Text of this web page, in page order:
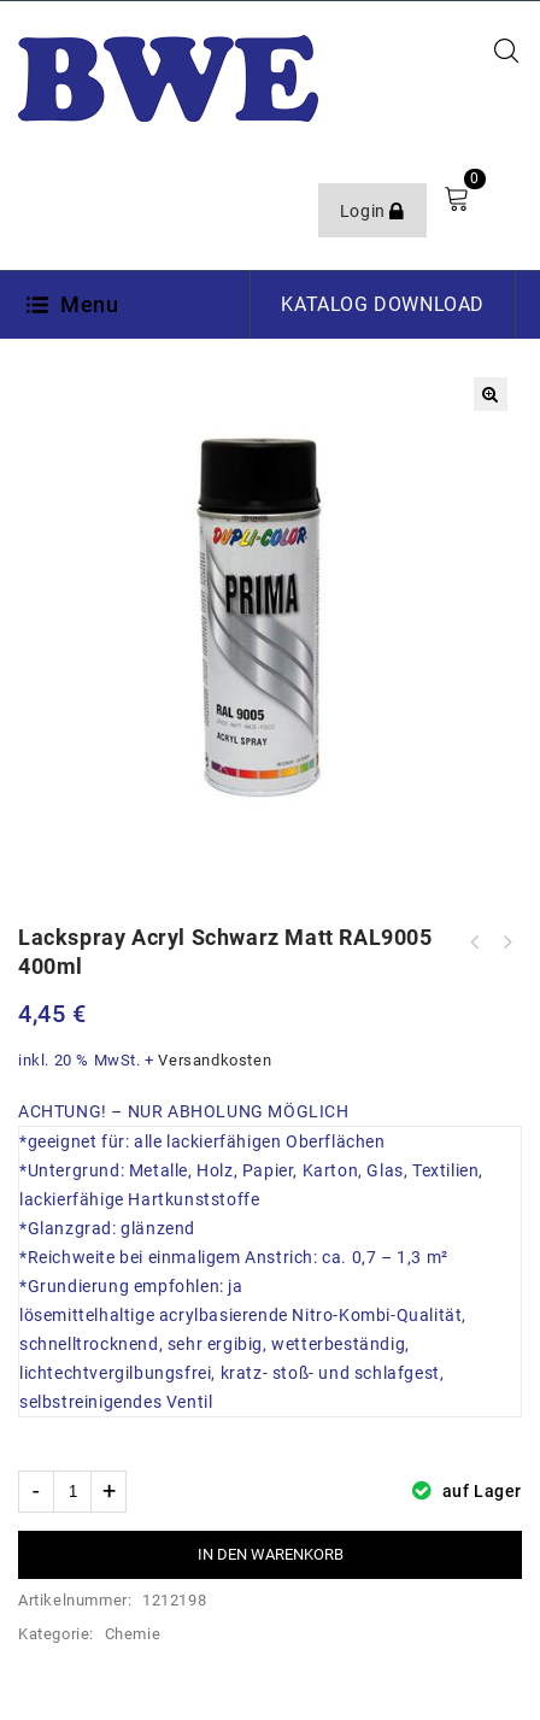
Login
0
Menu KATALOG DOWNLOAD
Lackspray Acryl Schwarz Matt RAL9005
400ml
4,45 €
inkl. 20 % MwSt. +Versandkosten
ACHTUNG! – NUR ABHOLUNG MÖGLICH
*geeignet für: alle lackierfähigen Oberflächen
*Untergrund: Metalle, Holz, Papier, Karton, Glas, Textilien,
lackierfähige Hartkunststoffe
*Glanzgrad: glänzend
*Reichweite bei einmaligem Anstrich: ca. 0,7 – 1,3 m²
*Grundierung empfohlen: ja
lösemittelhaltige acrylbasierende Nitro-Kombi-Qualität,
schnelltrocknend, sehr ergibig, wetterbeständig,
lichtechtvergilbungsfrei, kratz- stoß- und schlafgest,
selbstreinigendes Ventil
auf Lager
IN DEN WARENKORB
Artikelnummer:
1212198
Kategorie:
Chemie